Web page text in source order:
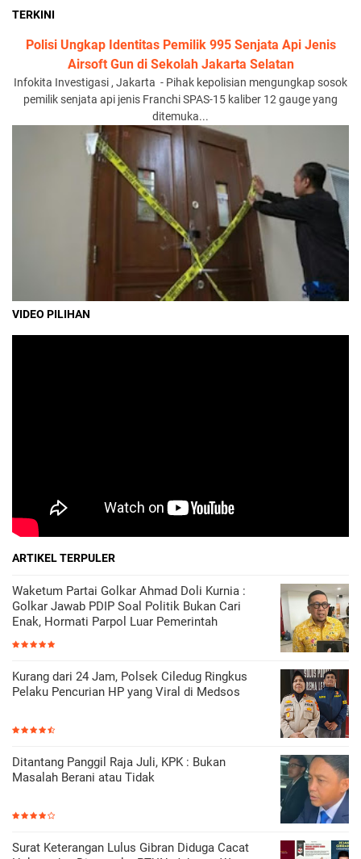
TERKINI
Polisi Ungkap Identitas Pemilik 995 Senjata Api Jenis
Airsoft Gun di Sekolah Jakarta Selatan
Infokita Investigasi , Jakarta - Pihak kepolisian mengungkap sosok
pemilik senjata api jenis Franchi SPAS-15 kaliber 12 gauge yang
ditemuka...
VIDEO PILIHAN
ARTIKEL TERPULER
Waketum Partai Golkar Ahmad Doli Kurnia :
Golkar Jawab PDIP Soal Politik Bukan Cari
Enak, Hormati Parpol Luar Pemerintah
Kurang dari 24 Jam, Polsek Ciledug Ringkus
Pelaku Pencurian HP yang Viral di Medsos
Ditantang Panggil Raja Juli, KPK : Bukan
Masalah Berani atau Tidak
Surat Keterangan Lulus Gibran Diduga Cacat